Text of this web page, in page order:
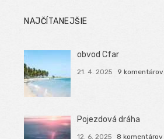
NAJČÍTANEJŠIE
obvod Cfar
21. 4. 2025 9 komentárov
Pojezdová dráha
12. 6. 2025 8 komentárov